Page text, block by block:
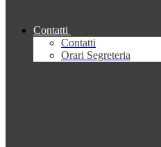
Contatti
Contatti
Orari Segreteria